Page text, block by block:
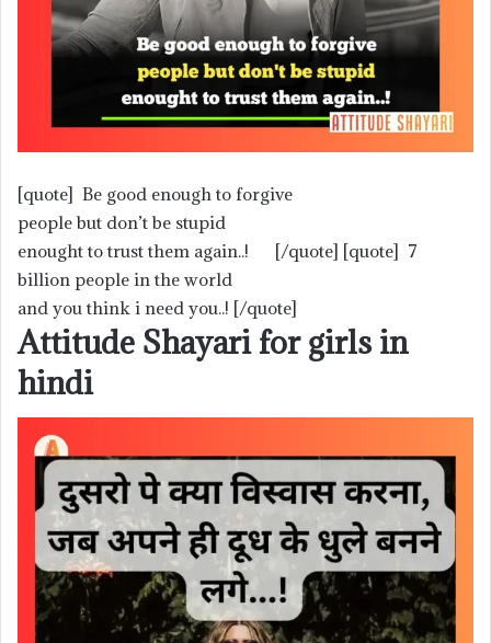
[quote] Be good enough to forgive
people but don’t be stupid
enought to trust them again..! [/quote] [quote] 7
billion people in the world
and you think i need you..! [/quote]
Attitude Shayari for girls in
hindi